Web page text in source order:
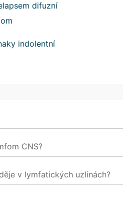
difuzní
indolentní
CNS?
v lymfatických uzlinách?